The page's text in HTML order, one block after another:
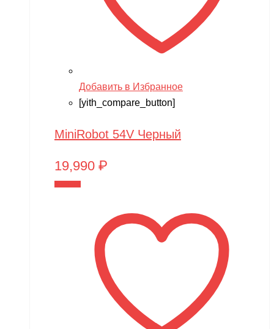
Добавить в Избранное
[yith_compare_button]
MiniRobot 54V Черный
19,990 ₽